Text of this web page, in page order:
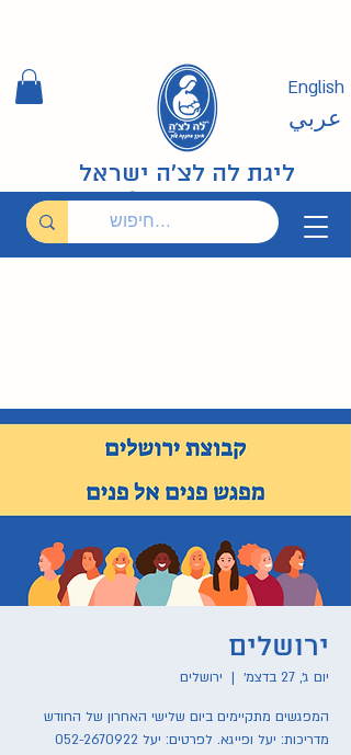
ליגת לה לצ'ה ישראל
English
عربي
ירושלים
יום ג׳, 27 בדצמ׳
  |
ירושלים
מדריכות: יעל ופייגא. לפרטים: יעל 052-2670922